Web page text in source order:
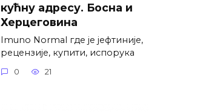
кућну адресу. Босна и
Херцеговина
Imuno Normal где је јефтиније,
рецензије, купити, испорука
0 21